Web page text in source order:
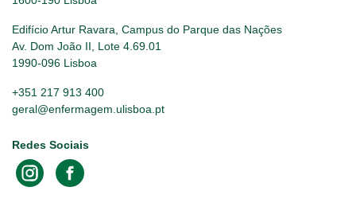
Edifício Artur Ravara, Campus do Parque das Nações
Av. Dom João II, Lote 4.69.01
1990-096 Lisboa
+351 217 913 400
geral@enfermagem.ulisboa.pt
Redes Sociais